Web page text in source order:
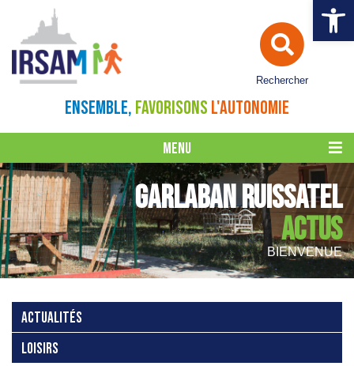
Ouvrir
Rechercher
ENSEMBLE, FAVORISONS L'AUTONOMIE
MENU
GARLABAN RUISSATEL
ACTUS
BIENVENUE
ACTUALITÉS
LOISIRS